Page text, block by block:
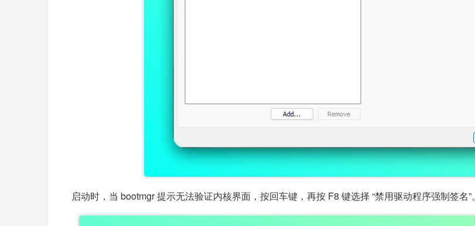
启动时，当 bootmgr 提示无法验证内核界面，按回车键，再按 F8 键选择 “禁用驱动程序强制签名”。